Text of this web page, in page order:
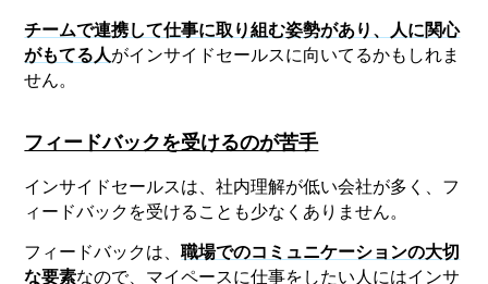
チームで連携して仕事に取り組む姿勢があり、人に関心
がもてる人がインサイドセールスに向いてるかもしれま
せん。
フィードバックを受けるのが苦手
インサイドセールスは、社内理解が低い会社が多く、フ
ィードバックを受けることも少なくありません。
フィードバックは、職場でのコミュニケーションの大切
な要素なので、マイペースに仕事をしたい人にはインサ